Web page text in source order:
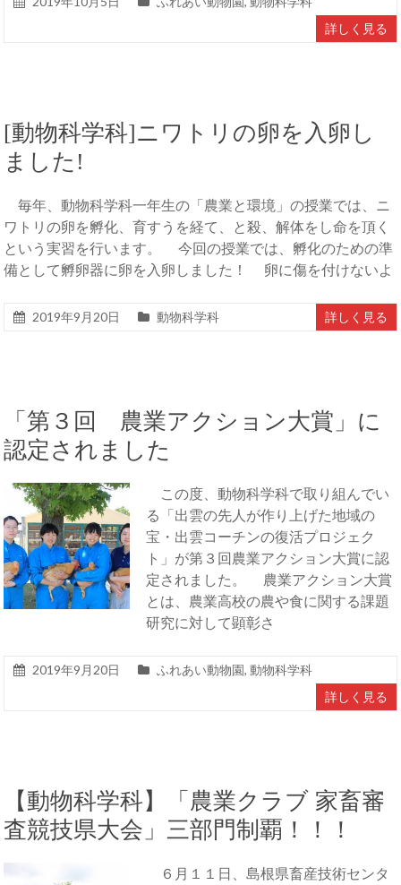
詳しく見る
[動物科学科]ニワトリの卵を入卵し
ました!
毎年、動物科学科一年生の「農業と環境」の授業では、ニ
ワトリの卵を孵化、育すうを経て、と殺、解体をし命を頂く
という実習を行います。 今回の授業では、孵化のための準
備として孵卵器に卵を入卵しました！ 卵に傷を付けないよ
2019年9月20日 動物科学科 詳しく見る
「第３回 農業アクション大賞」に
認定されました
この度、動物科学科で取り組んでい
る「出雲の先人が作り上げた地域の
宝・出雲コーチンの復活プロジェク
ト」が第３回農業アクション大賞に認
定されました。 農業アクション大賞
とは、農業高校の農や食に関する課題
研究に対して顕彰さ
2019年9月20日 ふれあい動物園,動物科学科
詳しく見る
【動物科学科】「農業クラブ 家畜審
査競技県大会」三部門制覇！！！
６月１１日、島根県畜産技術センタ